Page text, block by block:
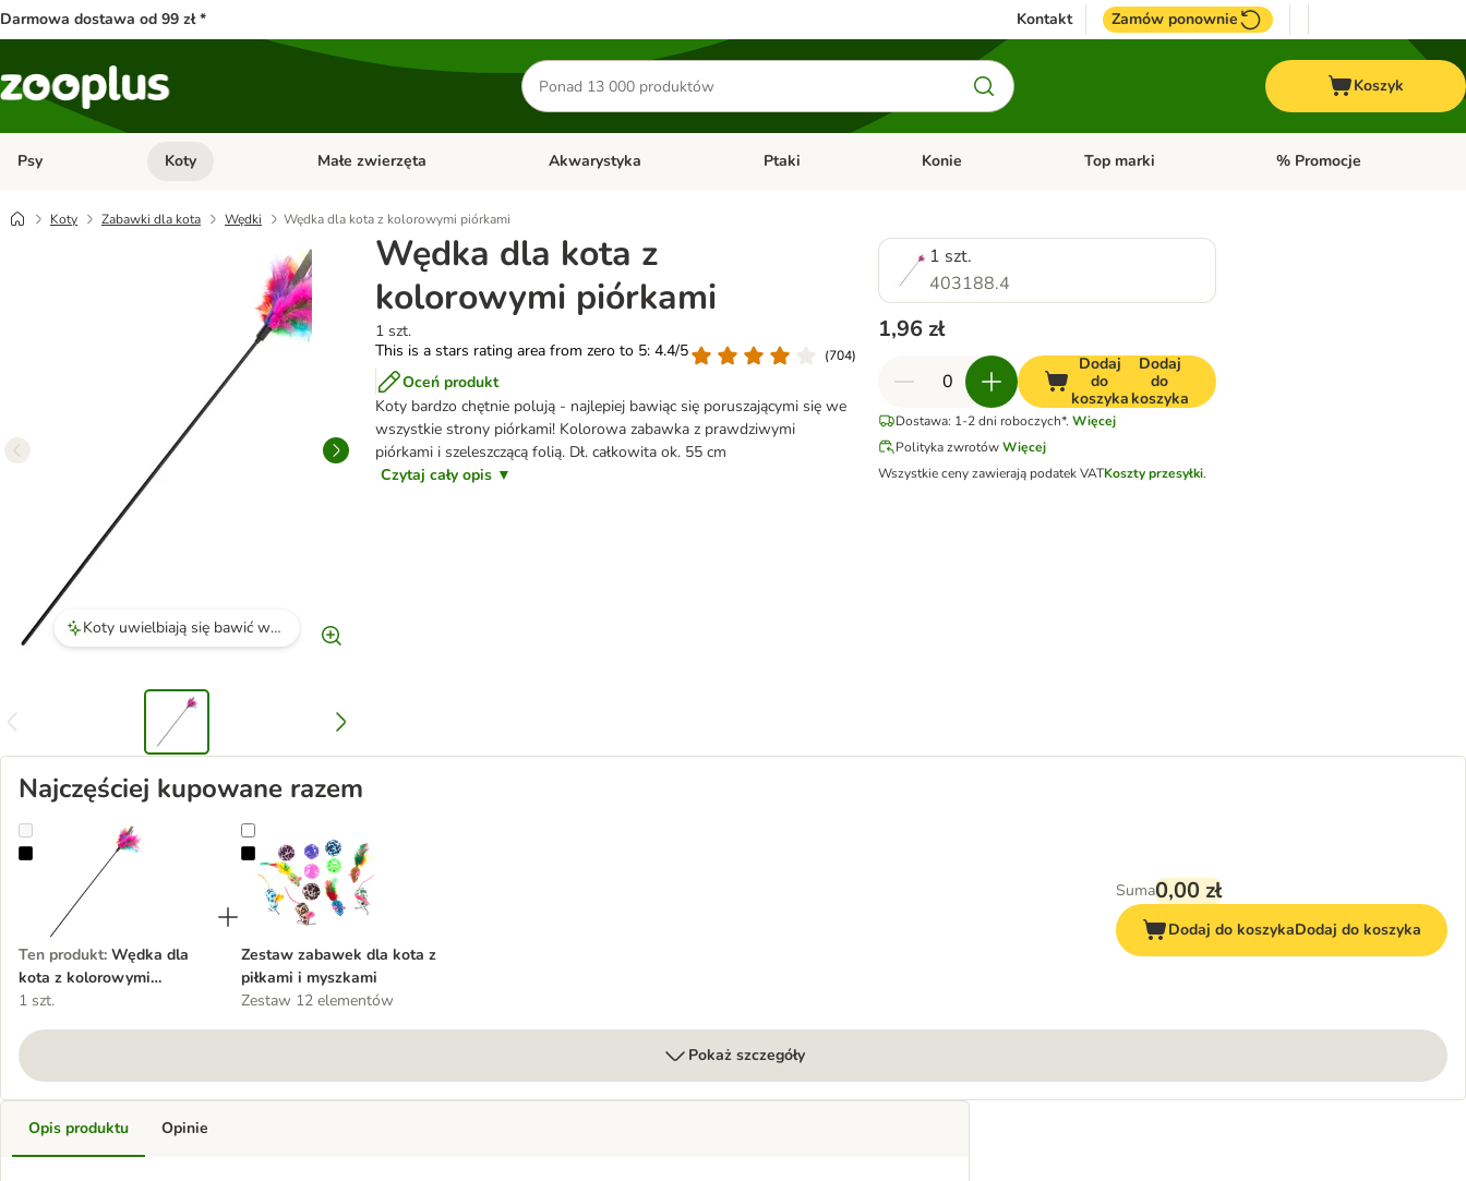
Darmowa dostawa od 99 zł * Kontakt Zamów ponownie
Szukaj
produktów
Koszyk
Psy Otwórz menu kategorii: Psy
Koty Otwórz menu kategorii: Koty
Małe zwierzęta Otwórz menu kategorii: Małe zwierzęta
Akwarystyka Otwórz menu kategorii: Akwarystyka
Ptaki Otwórz menu kategorii: Ptaki
Konie Otwórz menu kategorii: Konie
Top marki Otwórz menu kategorii: Top
% Promocje
Koty Zabawki dla kota Wędki Wędka dla kota z kolorowymi piórkami
Wędka dla kota z
kolorowymi piórkami
1 szt.
This is a stars rating area from zero to 5: 4.4/5
(704)
Oceń produkt
Koty bardzo chętnie polują - najlepiej bawiąc się poruszającymi się we
wszystkie strony piórkami! Kolorowa zabawka z prawdziwymi
piórkami i szeleszczącą folią. Dł. całkowita ok. 55 cm
Czytaj cały opis ▼
Koty uwielbiają się bawić wędką, jest to ich ulubiona zabawka.
1 szt.
403188.4
1,96 zł
Dodaj
do
koszyka
Dodaj
do
koszyka
Dostawa: 1-2 dni roboczych*. Więcej
Polityka zwrotów Więcej
Wszystkie ceny zawierają podatek VATKoszty przesyłki.
Najczęściej kupowane razem
Wędka dla kota z kolorowymi piórkami
Ten produkt: Wędka dla
kota z kolorowymi
piórkami
1 szt.
Zestaw zabawek dla kota z piłkami i myszkami
Zestaw zabawek dla kota z
piłkami i myszkami
Zestaw 12 elementów
Suma0,00 zł
Dodaj do koszykaDodaj do koszyka
Pokaż szczegóły
Opis produktu Opinie